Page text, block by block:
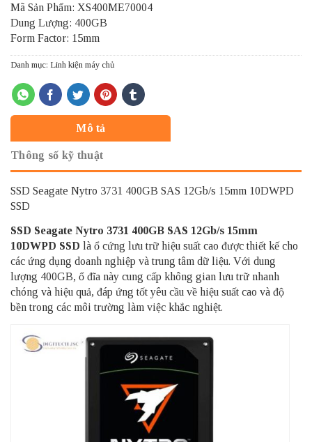
Mã Sản Phẩm: XS400ME70004
Dung Lượng: 400GB
Form Factor: 15mm
Danh mục: Linh kiện máy chủ
Mô tả
Thông số kỹ thuật
SSD Seagate Nytro 3731 400GB SAS 12Gb/s 15mm 10DWPD
SSD
SSD Seagate Nytro 3731 400GB SAS 12Gb/s 15mm
10DWPD SSD là ổ cứng lưu trữ hiệu suất cao được thiết kế cho
các ứng dụng doanh nghiệp và trung tâm dữ liệu. Với dung
lượng 400GB, ổ đĩa này cung cấp không gian lưu trữ nhanh
chóng và hiệu quả, đáp ứng tốt yêu cầu về hiệu suất cao và độ
bền trong các môi trường làm việc khắc nghiệt.